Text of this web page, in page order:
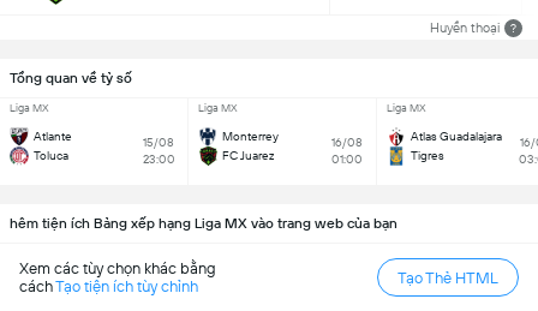
Huyền thoại ?
Tổng quan về tỷ số
Liga MX
Atlante
Toluca
15/08
23:00
Liga MX
Monterrey
FC Juarez
16/08
01:00
Liga MX
Atlas Guadalajara
Tigres
hêm tiện ích Bảng xếp hạng Liga MX vào trang web của bạn
Xem các tùy chọn khác bằng
cáchTạo tiện ích tùy chỉnh Tạo Thẻ HTML